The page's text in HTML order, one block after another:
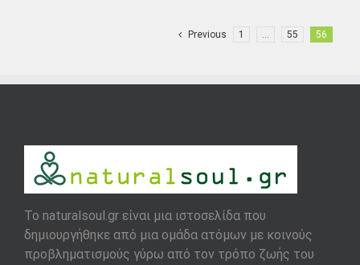
Previous 1 … 55 56
To naturalsoul.gr είναι μια ιστοσελίδα που
δημιουργήθηκε από μια ομάδα ατόμων με κοινούς
προβληματισμούς γύρω από τον τρόπο ζωής του